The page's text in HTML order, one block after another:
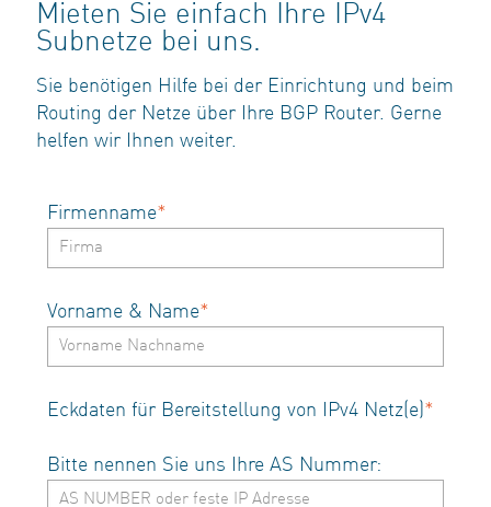
Mieten Sie einfach Ihre IPv4
Subnetze bei uns.
Sie benötigen Hilfe bei der Einrichtung und beim
Routing der Netze über Ihre BGP Router. Gerne
helfen wir Ihnen weiter.
Firmenname*
Vorname & Name*
Eckdaten für Bereitstellung von IPv4 Netz(e)*
Bitte nennen Sie uns Ihre AS Nummer: